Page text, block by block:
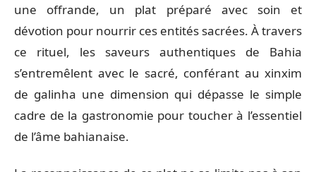
une offrande, un plat préparé avec soin et
dévotion pour nourrir ces entités sacrées. À travers
ce rituel, les saveurs authentiques de Bahia
s’entremêlent avec le sacré, conférant au xinxim
de galinha une dimension qui dépasse le simple
cadre de la gastronomie pour toucher à l’essentiel
de l’âme bahianaise.